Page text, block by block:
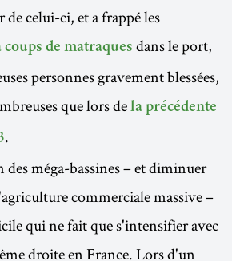
celui-ci, et a frappé les
coups de matraques dans le port,
personnes gravement blessées,
que lors de la précédente
.
méga-bassines – et diminuer
commerciale massive –
qui ne fait que s'intensifier avec
droite en France. Lors d'un